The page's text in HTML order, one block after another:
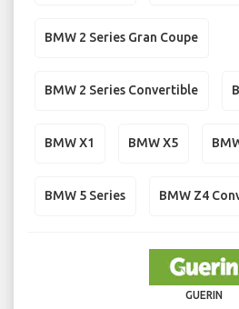
BMW 2 Series Gran Coupe
BMW 2 Series Convertible
BMW X1 BMW X5
BMW 5 Series BMW Z4
GUERIN